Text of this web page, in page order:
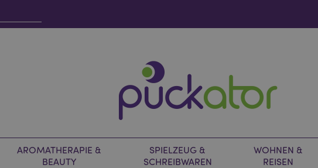
AROMATHERAPIE &
BEAUTY
SPIELZEUG &
SCHREIBWAREN
WOHNEN &
REISEN